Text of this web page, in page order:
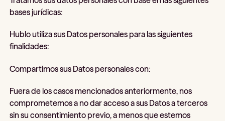
bases jurídicas:
Hublo utiliza sus Datos personales para las siguientes
finalidades:
Compartimos sus Datos personales con:
Fuera de los casos mencionados anteriormente, nos
comprometemos a no dar acceso a sus Datos a terceros
sin su consentimiento previo, a menos que estemos